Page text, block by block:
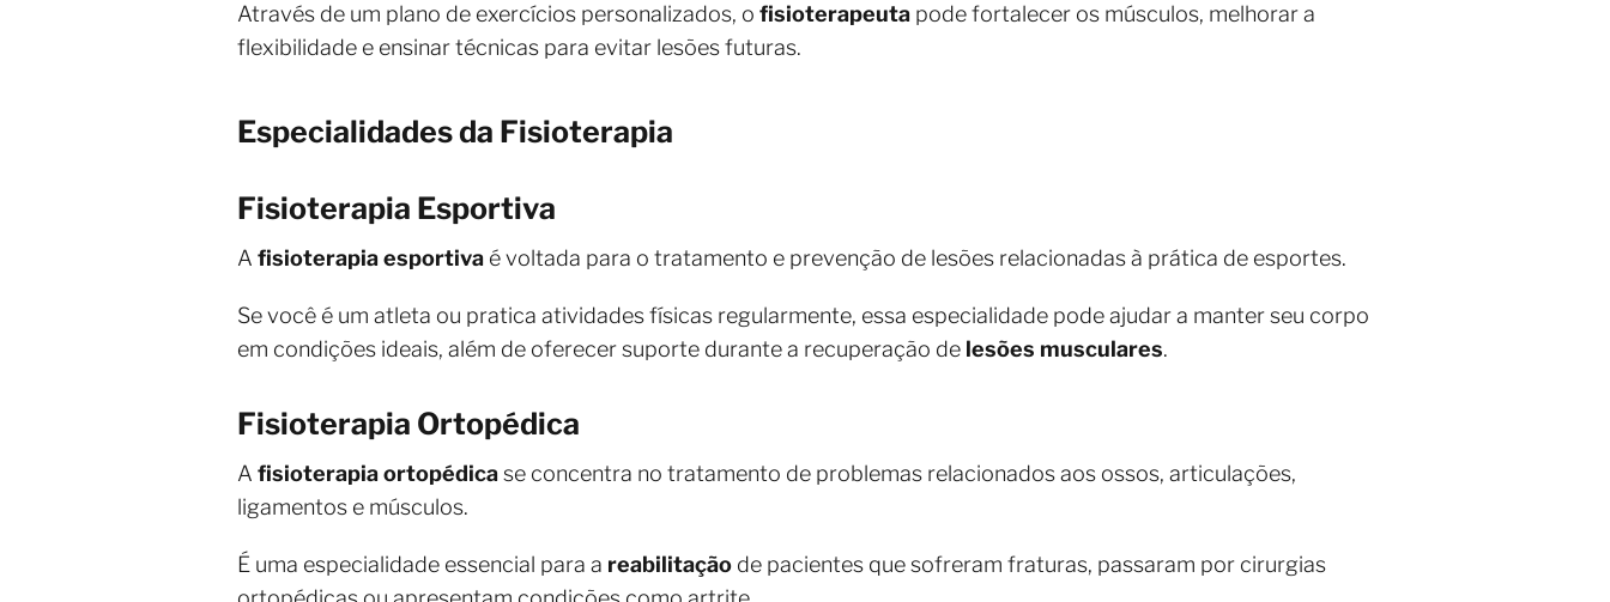
Através de um plano de exercícios personalizados, o fisioterapeuta pode fortalecer os músculos, melhorar a
flexibilidade e ensinar técnicas para evitar lesões futuras.
Especialidades da Fisioterapia
Fisioterapia Esportiva
A fisioterapia esportiva é voltada para o tratamento e prevenção de lesões relacionadas à prática de esportes.
Se você é um atleta ou pratica atividades físicas regularmente, essa especialidade pode ajudar a manter seu corpo
em condições ideais, além de oferecer suporte durante a recuperação de lesões musculares.
Fisioterapia Ortopédica
A fisioterapia ortopédicase concentra no tratamento de problemas relacionados aos ossos, articulações,
ligamentos e músculos.
É uma especialidade essencial para a reabilitação de pacientes que sofreram fraturas, passaram por cirurgias